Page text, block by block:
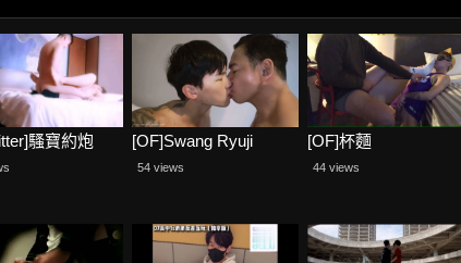
騷寶約炮 [OF]Swang Ryuji
54 views
[OF]杯麵
44 views